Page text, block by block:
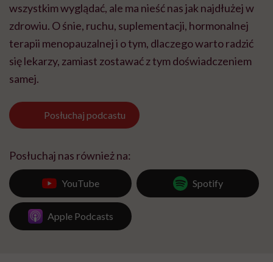
wszystkim wyglądać, ale ma nieść nas jak najdłużej w
zdrowiu. O śnie, ruchu, suplementacji, hormonalnej
terapii menopauzalnej i o tym, dlaczego warto radzić
się lekarzy, zamiast zostawać z tym doświadczeniem
samej.
Posłuchaj podcastu
Posłuchaj nas również na:
YouTube Spotify
Apple Podcasts